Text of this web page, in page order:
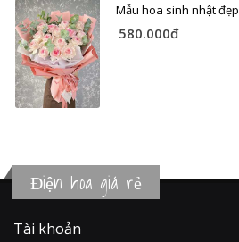
Mẫu hoa sinh nhật đẹp
580.000đ
Điện hoa giá rẻ
Tài khoản